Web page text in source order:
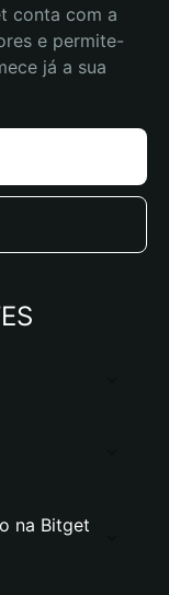
conta com a
e permite-
já a sua
na Bitget